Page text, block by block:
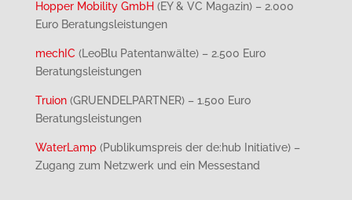
Hopper Mobility GmbH (EY & VC Magazin) – 2.000
Euro Beratungsleistungen
mechIC (LeoBlu Patentanwälte) – 2.500 Euro
Beratungsleistungen
Truion(GRUENDELPARTNER) – 1.500 Euro
Beratungsleistungen
WaterLamp(Publikumspreis der de:hub Initiative) –
Zugang zum Netzwerk und ein Messestand